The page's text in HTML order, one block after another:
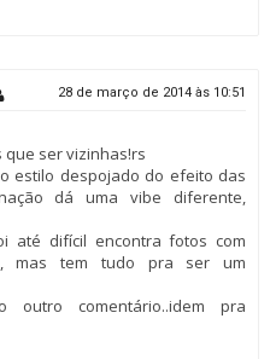
28 de março de 2014 às 10:51
que ser vizinhas!rs
estilo despojado do efeito das
dá uma vibe diferente,
até difícil encontra fotos com
mas tem tudo pra ser um
outro comentário..idem pra